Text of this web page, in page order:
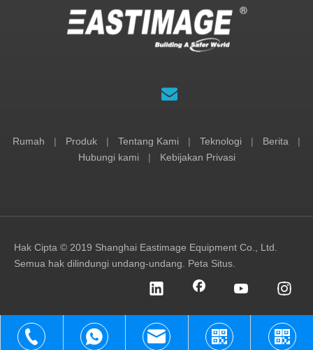
Rumah | Produk | Tentang Kami | Teknologi | Berita
|
Hubungi kami
| Kebijakan Privasi
Hak Cipta © 2019 Shanghai Eastimage Equipment Co., Ltd.
Semua hak dilindungi undang-undang. Peta Situs